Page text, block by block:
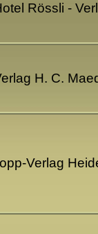
Rössli -
H. C.
Verlag